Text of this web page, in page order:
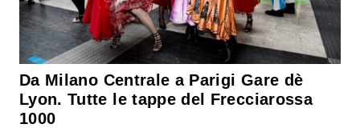
Da Milano Centrale a Parigi Gare dè
Lyon. Tutte le tappe del Frecciarossa
1000